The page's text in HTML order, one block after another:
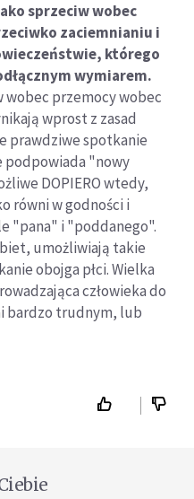
sprzeciw wobec
zaciemnianiu i
którego
wymiarem.
wobec przemocy wobec
wprost z zasad
prawdziwe spotkanie
podpowiada "nowy
DOPIERO wtedy,
równi w godności i
"pana" i "poddanego".
umożliwiają takie
obojga płci. Wielka
człowieka do
bardzo trudnym, lub